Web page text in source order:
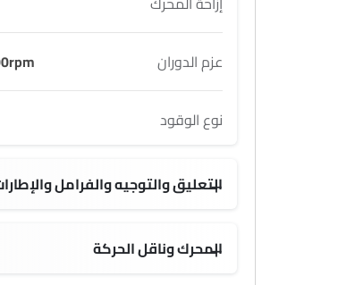
عزم الدوران
نوع الوقود
التعليق والتوجيه والفرامل
المحرك وناقل الحركة